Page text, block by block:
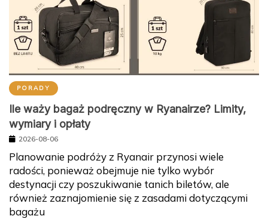
PORADY
Ile waży bagaż podręczny w Ryanairze? Limity,
wymiary i opłaty
2026-08-06
Planowanie podróży z Ryanair przynosi wiele
radości, ponieważ obejmuje nie tylko wybór
destynacji czy poszukiwanie tanich biletów, ale
również zaznajomienie się z zasadami dotyczącymi
bagażu